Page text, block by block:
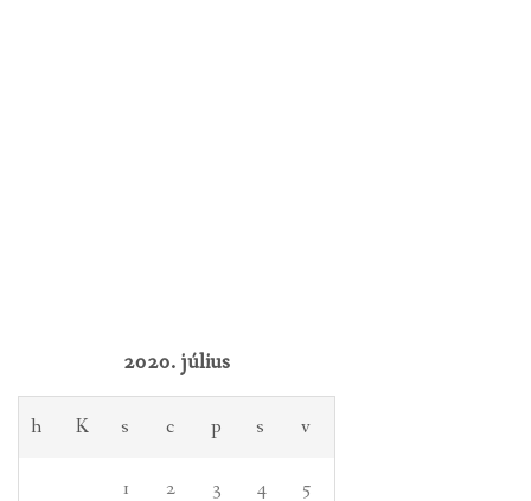
2020. július
h K s c p s v
1 2 3 4 5